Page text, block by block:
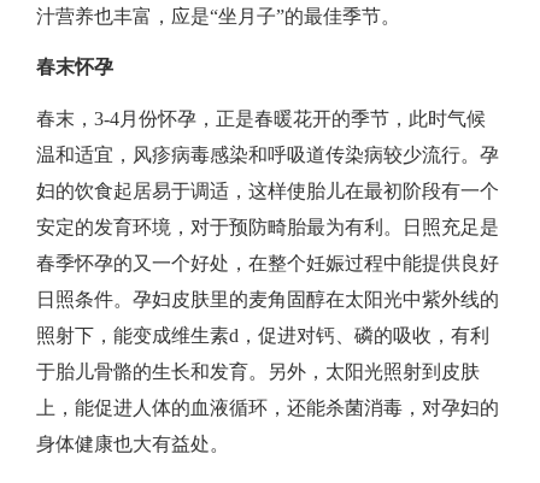
汁营养也丰富，应是“坐月子”的最佳季节。
春末怀孕
春末，3-4月份怀孕，正是春暖花开的季节，此时气候
温和适宜，风疹病毒感染和呼吸道传染病较少流行。孕
妇的饮食起居易于调适，这样使胎儿在最初阶段有一个
安定的发育环境，对于预防畸胎最为有利。日照充足是
春季怀孕的又一个好处，在整个妊娠过程中能提供良好
日照条件。孕妇皮肤里的麦角固醇在太阳光中紫外线的
照射下，能变成维生素d，促进对钙、磷的吸收，有利
于胎儿骨骼的生长和发育。另外，太阳光照射到皮肤
上，能促进人体的血液循环，还能杀菌消毒，对孕妇的
身体健康也大有益处。